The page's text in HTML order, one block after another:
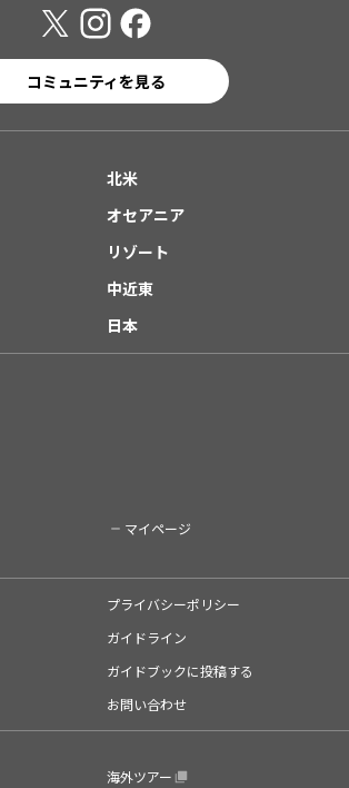
コミュニティを見る
北米
オセアニア
リゾート
中近東
日本
マイページ
プライバシーポリシー
ガイドライン
ガイドブックに投稿する
お問い合わせ
海外ツアー